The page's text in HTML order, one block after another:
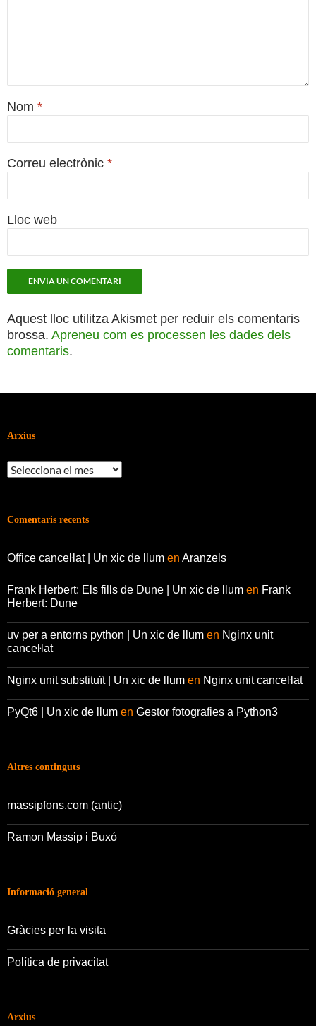
Nom *
Correu electrònic *
Lloc web
Aquest lloc utilitza Akismet per reduir els comentaris
brossa. Apreneu com es processen les dades dels
comentaris.
Arxius
Arxius
Comentaris recents
Office canceŀlat | Un xic de llum en Aranzels
Frank Herbert: Els fills de Dune | Un xic de llum en Frank
Herbert: Dune
uv per a entorns python | Un xic de llum en Nginx unit
canceŀlat
Nginx unit substituït | Un xic de llum en Nginx unit canceŀlat
PyQt6 | Un xic de llum en Gestor fotografies a Python3
Altres continguts
massipfons.com (antic)
Ramon Massip i Buxó
Informació general
Gràcies per la visita
Política de privacitat
Arxius